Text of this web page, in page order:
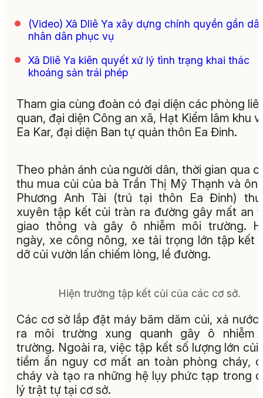
(Video) Xã Dliê Ya xây dựng chính quyền gần
nhân dân phục vụ
Xã Dliê Ya kiên quyết xử lý tình trạng khai thác
khoáng sản trái phép
Tham gia cùng đoàn có đại diện các phòng
quan, đại diện Công an xã, Hạt Kiểm lâm khu
Ea Kar, đại diện Ban tự quản thôn Ea Đinh.
Theo phản ánh của người dân, thời gian qua
thu mua củi của bà Trần Thị Mỹ Thạnh và
Phương Anh Tài (trú tại thôn Ea Đinh)
xuyên tập kết củi tràn ra đường gây mất an
giao thông và gây ô nhiễm môi trường.
ngày, xe công nông, xe tải trọng lớn tập kết
dỡ củi vườn lấn chiếm lòng, lề đường.
Hiện trường tập kết củi của các cơ sở.
Các cơ sở lắp đặt máy băm dăm củi, xả nước
ra môi trường xung quanh gây ô nhiễm
trường. Ngoài ra, việc tập kết số lượng lớn củi
tiềm ẩn nguy cơ mất an toàn phòng cháy,
cháy và tạo ra những hệ lụy phức tạp trong
lý trật tự tại cơ sở.